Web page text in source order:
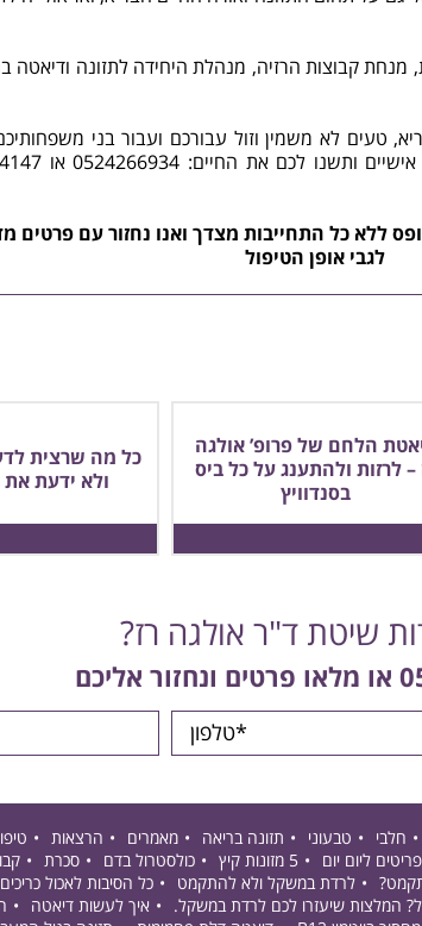
דיאטה
טעים לא משמין וזול עבורכם ועבור בני
את החיים: 0524266934 או 036094147 ו
ללא כל התחייבות מצדך ואנו נחזור עם פרטים
לגבי אופן הטיפול
הלחם של פרופ’ אולגה
– לרזות ולהתענג על כל ביס
בסנדוויץ
כל מה שרצית
ולא ידעת
שיטת ד"ר אולגה רז?
או מלאו פרטים ונחזור אליכם
חלבי טבעוני תזונה בריאה מאמרים הרצאות
ליום יום 5 מזונות קיץ כולסטרול בדם סכרת
לרדת במשקל ולא להתקמט כל הסיבות לאכול כריכים
המלצות שיעזרו לכם לרדת במשקל. איך לעשות דיאטה